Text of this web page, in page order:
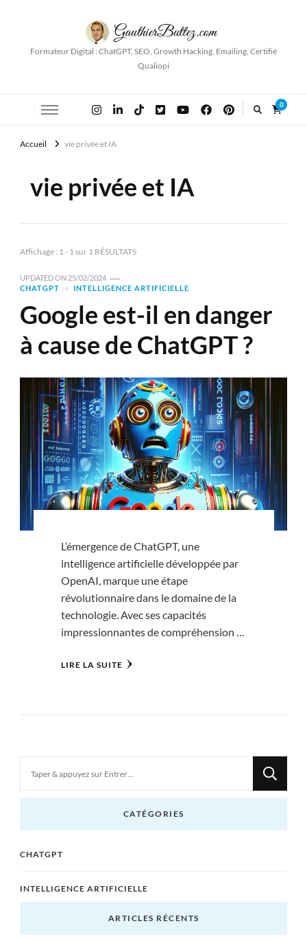
Formateur Digital : ChatGPT, SEO, Growth Hacking, Emailing, Certifié
Qualiopi
0
Accueil vie privée et IA
vie privée et IA
Affichage : 1 - 1 sur 1 RÉSULTATS
UPDATED ON 25/02/2024
CHATGPT
INTELLIGENCE ARTIFICIELLE
Google est-il en danger
à cause de ChatGPT ?
L’émergence de ChatGPT, une
intelligence artificielle développée par
OpenAI, marque une étape
révolutionnaire dans le domaine de la
technologie. Avec ses capacités
impressionnantes de compréhension …
LIRE LA SUITE
CATÉGORIES
CHATGPT
INTELLIGENCE ARTIFICIELLE
ARTICLES RÉCENTS